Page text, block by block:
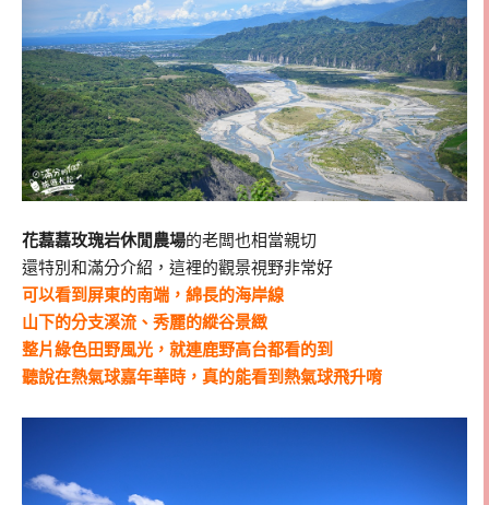
花藞藞玫瑰岩休閒農場的老闆也相當親切
還特別和滿分介紹，這裡的觀景視野非常好
可以看到屏東的南端，綿長的海岸線
山下的分支溪流、秀麗的縱谷景緻
整片綠色田野風光，就連鹿野高台都看的到
聽說在熱氣球嘉年華時，真的能看到熱氣球飛升唷